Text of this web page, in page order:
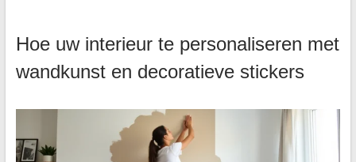
Hoe uw interieur te personaliseren met
wandkunst en decoratieve stickers